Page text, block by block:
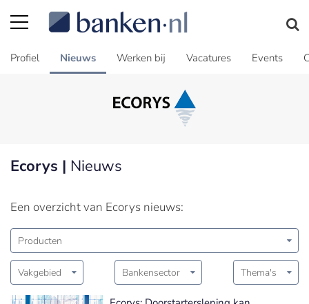
Profiel Nieuws Werken bij Vacatures Events
Ecorys | Nieuws
Een overzicht van Ecorys nieuws:
Producten
Vakgebied Bankensector Thema's